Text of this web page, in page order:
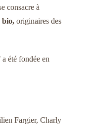
consacre à
bio, originaires des
a été fondée en
Fargier, Charly